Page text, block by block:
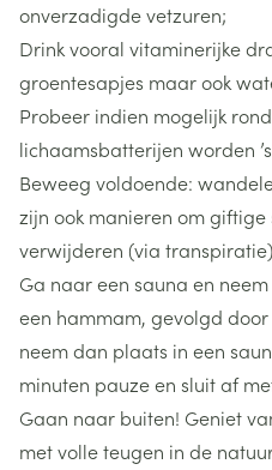
onverzadigde vetzuren;
Drink vooral vitaminerijke
groentesapjes maar ook
Probeer indien mogelijk
lichaamsbatterijen worden
Beweeg voldoende:
zijn ook manieren om
verwijderen (via
Ga naar een sauna en
een hammam, gevolgd
neem dan plaats in een
minuten pauze en sluit af
Gaan naar buiten! Geniet
met volle teugen in de